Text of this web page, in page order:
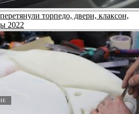
торпедо, двери, клаксон,
2022